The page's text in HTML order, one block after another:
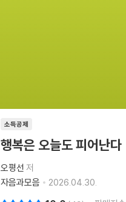
소득공제
행복은 오늘도 피어난다
오평선 저
자음과모음
2026.04.30.